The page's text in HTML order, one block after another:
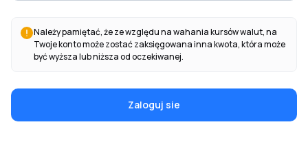
Należy pamiętać, że ze względu na wahania kursów walut, na
Twoje konto może zostać zaksięgowana inna kwota, która może
być wyższa lub niższa od oczekiwanej.
Zaloguj sie